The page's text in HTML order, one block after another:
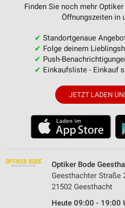
Finden Sie noch mehr
Öffnungszeiten in
✔ Standortgenaue
✔ Folge deinem
✔ Push-
✔ Einkaufsliste - Einkauf
JETZT LADEN
Optiker Bode
Geesthachter Straße
21502 Geesthacht
Heute 09:00 - 19:00